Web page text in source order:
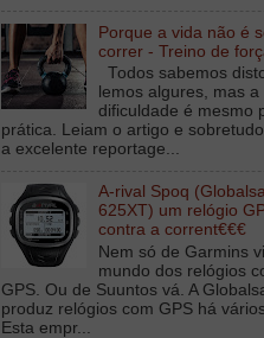
Porque a vida não é
correr - Treino de
Todos sabemos
lemos algures, mas a
dificuldade é mesmo
prática. Leiam o artigo e
a excelente reportage...
A-rival Spoq
625XT) um relógio
contra a corrent€€€
Nem só de Garmins
mundo dos relógios
GPS. Ou de Suuntos vá. A
produz relógios com GPS há
Esta empr...